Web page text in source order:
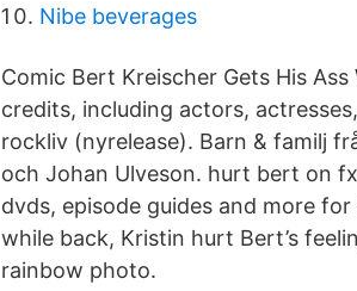
Nibe beverages
Comic Bert Kreischer Gets His
credits, including actors,
rockliv (nyrelease). Barn & familj
och Johan Ulveson. hurt bert on
dvds, episode guides and more
while back, Kristin hurt Bert’s
rainbow photo.